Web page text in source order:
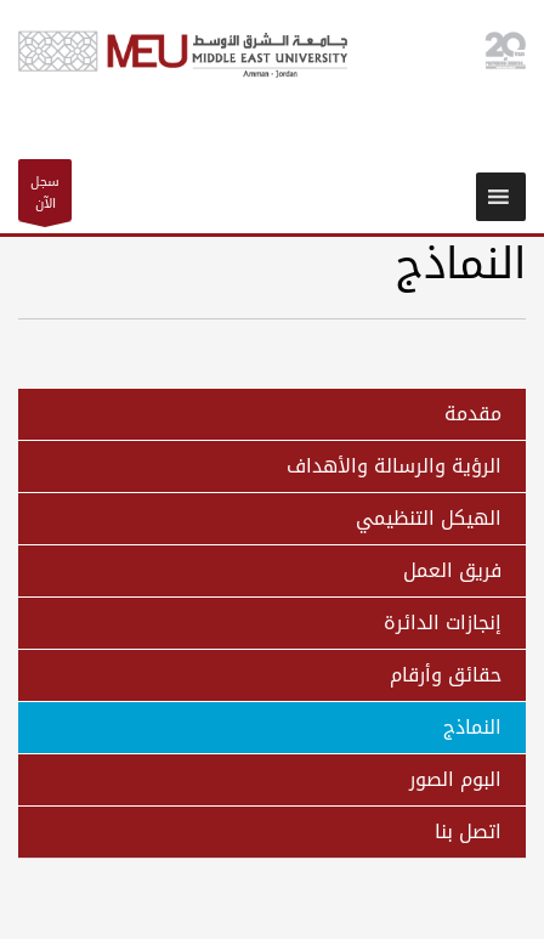
سجل
الآن
النماذج
مقدمة
الرؤية والرسالة والأهداف
الهيكل التنظيمي
فريق العمل
إنجازات الدائرة
حقائق وأرقام
النماذج
البوم الصور
اتصل بنا